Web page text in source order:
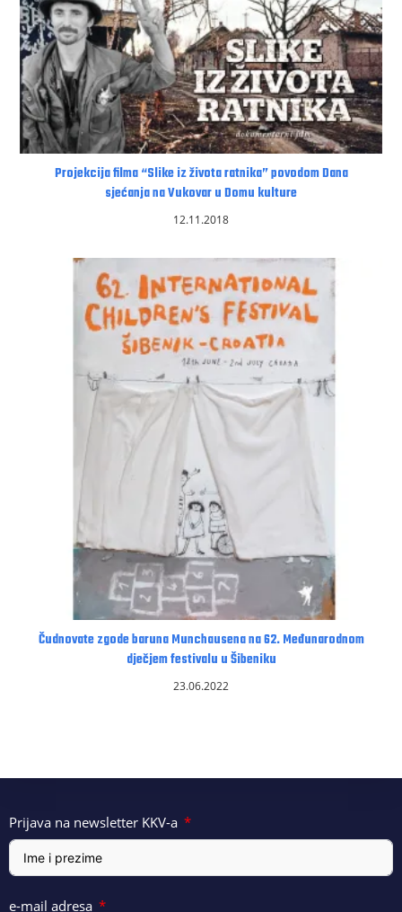
Projekcija filma “Slike iz života ratnika” povodom Dana
sjećanja na Vukovar u Domu kulture
12.11.2018
Čudnovate zgode baruna Munchausena na 62. Međunarodnom
dječjem festivalu u Šibeniku
23.06.2022
Prijava na newsletter KKV-a
e-mail adresa